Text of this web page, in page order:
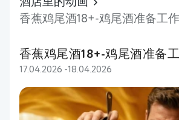
香蕉鸡尾酒18+-鸡尾酒准备工
香蕉鸡尾酒18+-鸡尾酒准备
17.04.2026 -18.04.2026